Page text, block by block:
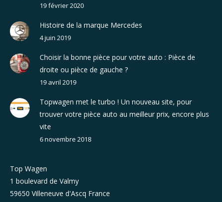
19 février 2020
Histoire de la marque Mercedes
4 juin 2019
Choisir la bonne pièce pour votre auto : Pièce de
droite ou pièce de gauche ?
19 avril 2019
Topwagen met le turbo ! Un nouveau site, pour
trouver votre pièce auto au meilleur prix, encore plus
vite
6 novembre 2018
Top Wagen
1 boulevard de Valmy
59650 Villeneuve d'Ascq France